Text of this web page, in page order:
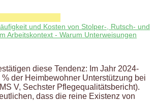
und Kosten von Stolper-, Rutsch- und
Arbeitskontext - Warum Unterweisungen
diese Tendenz: Im Jahr 2024-
der Heimbewohner Unterstützung bei
V, Sechster Pflegequalitätsbericht).
dass die reine Existenz von